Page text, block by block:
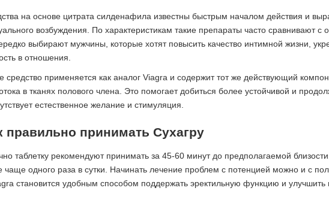
на основе цитрата силденафила известны быстрым началом действия и
возбуждения. По характеристикам такие препараты часто сравнивают с
выбирают мужчины, которые хотят повысить качество интимной жизни,
в отношения.
средство применяется как аналог Viagra и содержит тот же действующий
в тканях полового члена. Это помогает добиться более устойчивой и
естественное желание и стимуляция.
правильно принимать Сухагру
таблетку рекомендуют принимать за 45-60 минут до предполагаемой
чаще одного раза в сутки. Начинать лечение проблем с потенцией можно и с
становится удобным способом поддержать эректильную функцию и улучшить